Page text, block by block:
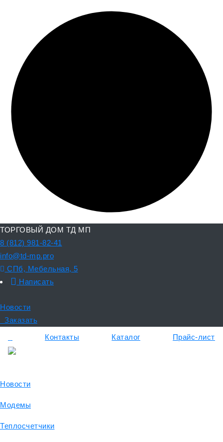
ТОРГОВЫЙ ДОМ ТД МП
8 (812) 981-82-41
info@td-mp.pro
СПб, Мебельная, 5
Написать
Новости
Заказать
Контакты
Каталог Прайс-лист
Новости
Модемы
Теплосчетчики